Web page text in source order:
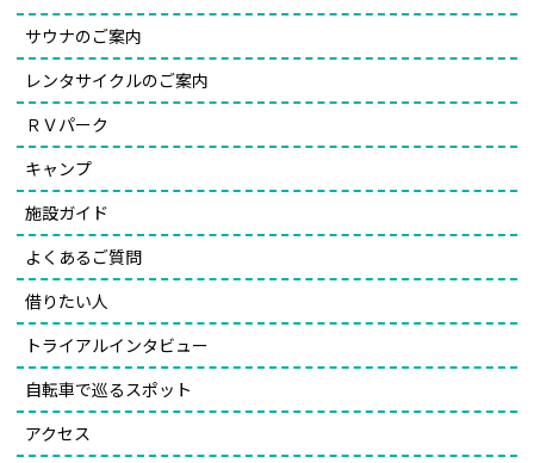
サウナのご案内
レンタサイクルのご案内
ＲＶパーク
キャンプ
施設ガイド
よくあるご質問
借りたい人
トライアルインタビュー
自転車で巡るスポット
アクセス